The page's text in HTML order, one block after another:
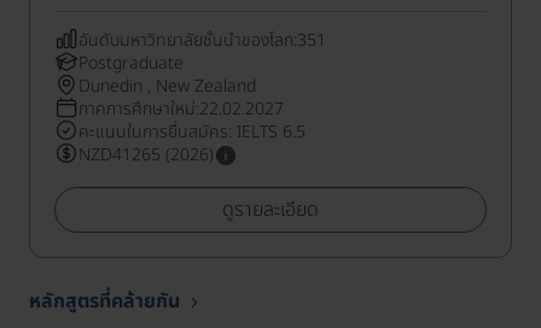
อันดับมหาวิทยาลัยชั้นนำของโลก:351
Postgraduate
Dunedin , New Zealand
ภาคการศึกษาใหม่:22.02.2027
คะแนนในการยื่นสมัคร: IELTS 6.5
NZD41265 (2026)
ดูรายละเอียด
หลักสูตรที่คล้ายกัน